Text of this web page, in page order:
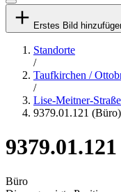
Erstes Bild
Standorte
/
Taufkirchen /
/
Lise-Meitner-
9379.01.121 (Büro)
Büro